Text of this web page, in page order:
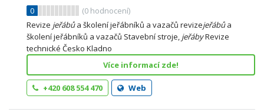
0
(0 hodnocení)
Revize jeřábůa školení jeřábníků a vazačů revizejeřábůa
školení jeřábníků a vazačů Stavební stroje, jeřábyRevize
technické Česko Kladno
Více informací zde!
+420 608 554 470 Web